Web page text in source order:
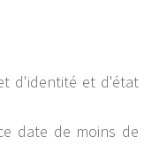
d'identité et d'état
date de moins de